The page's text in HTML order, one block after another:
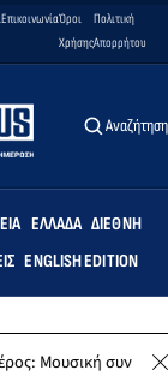
ΕπικοινωνίαΌροι
Χρήσης
Πολιτική
Απορρήτου
Αναζήτηση
ΕΛΛΆΔΑ ΔΙΕΘΝΉ
ENGLISH EDITION
Μουσική συναυλία